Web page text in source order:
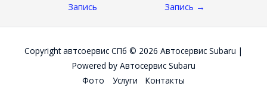
Записям
Запись
Запись →
Copyright автсоервис СПб © 2026 Автосервис Subaru |
Powered by Автосервис Subaru
Фото
Услуги Контакты